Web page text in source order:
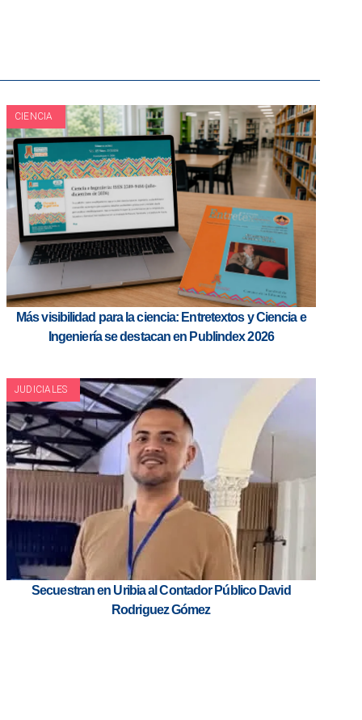
CIENCIA
Más visibilidad para la ciencia: Entretextos y Ciencia e
Ingeniería se destacan en Publindex 2026
JUDICIALES
Secuestran en Uribia al Contador Público David
Rodriguez Gómez